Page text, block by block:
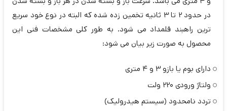
در حدود 2 تا 3 ثانیه تخمین زده شده که البته در نوع خود سریع
ترین راهبند قلمداد می شود. به طور کلی مشخصات فنی این
محصول به صورت زیر بیان می شود:
دارای بوم یا بازو 3 و 4 متری
ولتاژ ورودی 220 ولت
تردد نامحدود (سیستم هیدرولیک)